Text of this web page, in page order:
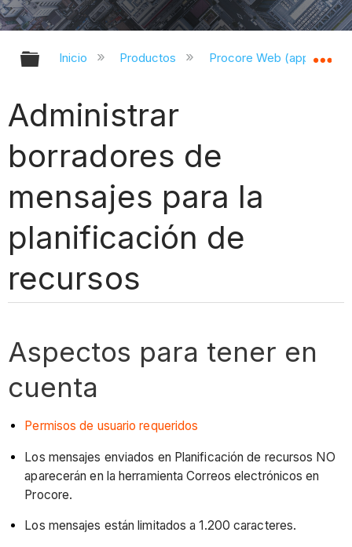
Expandir/contraer jerarquía global
Inicio Productos Procore Web
Administrar
borradores de
mensajes para la
planificación de
recursos
Aspectos para tener en
cuenta
Permisos de usuario requeridos
Los mensajes enviados en Planificación de recursos NO
aparecerán en la herramienta Correos electrónicos en
Procore.
Los mensajes están limitados a 1.200 caracteres.